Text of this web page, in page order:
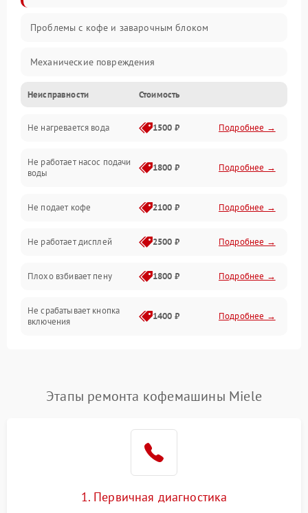
Проблемы с кофе и заварочным блоком
Механические повреждения
Прочие неисправности
Включение и работа
Проблемы с водой
Проблемы с капучинатором и паром
Управление и электроника
Программное обеспечение
Неисправности Стоимость
Не нагревается вода 1500 ₽ Подробнее →
Не работает насос подачи
воды
1800 ₽ Подробнее →
Не подает кофе 2100 ₽ Подробнее →
Не работает дисплей 2500 ₽ Подробнее →
Плохо взбивает пену 1800 ₽ Подробнее →
Не срабатывает кнопка
включения
1400 ₽ Подробнее →
Постоянные сбои в работе 1500 ₽ Подробнее →
Этапы ремонта кофемашины Miele
1. Первичная диагностика